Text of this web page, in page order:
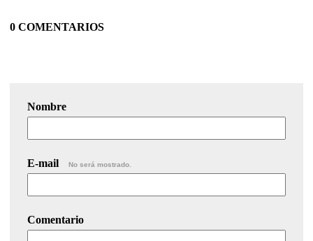
0 COMENTARIOS
Nombre
E-mail No será mostrado.
Comentario